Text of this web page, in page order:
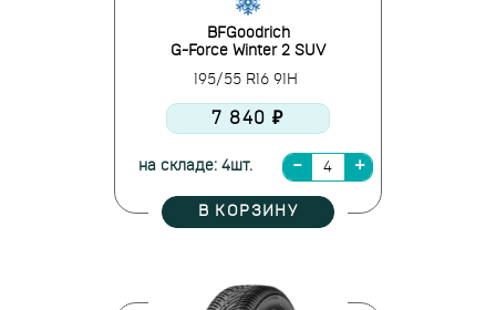
BFGoodrich
G-Force Winter 2 SUV
195/55 R16 91H
7 840 ₽
на складе: 4шт.
В КОРЗИНУ